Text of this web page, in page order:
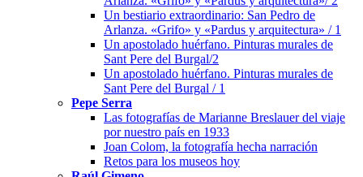
Un bestiario extraordinario: San Pedro de
Arlanza. «Grifo» y «Pardus y arquitectura» / 1
Un apostolado huérfano. Pinturas murales de
Sant Pere del Burgal/2
Un apostolado huérfano. Pinturas murales de
Sant Pere del Burgal / 1
Pepe Serra
Las fotografías de Marianne Breslauer del viaje
por nuestro país en 1933
Joan Colom, la fotografía hecha narración
Retos para los museos hoy